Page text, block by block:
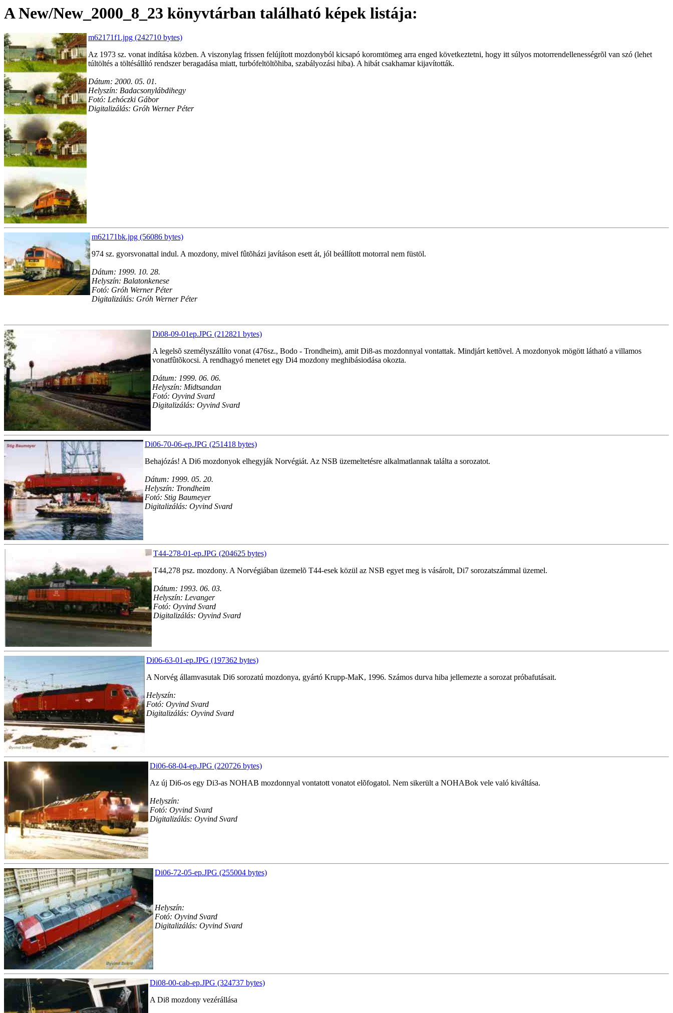
A New/New_2000_8_23 könyvtárban található képek listája:
m62171f1.jpg (242710 bytes)
Az 1973 sz. vonat indítása közben. A viszonylag frissen felújított mozdonyból kicsapó koromtömeg arra enged következtetni, hogy itt súlyos motorrendellenességrõl van szó (lehet
túltöltés a töltésállító rendszer beragadása miatt, turbófeltöltõhiba, szabályozási hiba). A hibát csakhamar kijavították.
Dátum: 2000. 05. 01.
Helyszín: Badacsonylábdihegy
Fotó: Lehóczki Gábor
Digitalizálás: Gróh Werner Péter
m62171bk.jpg (56086 bytes)
974 sz. gyorsvonattal indul. A mozdony, mivel fûtõházi javításon esett át, jól beállított motorral nem füstöl.
Dátum: 1999. 10. 28.
Helyszín: Balatonkenese
Fotó: Gróh Werner Péter
Digitalizálás: Gróh Werner Péter
Di08-09-01ep.JPG (212821 bytes)
A legelsõ személyszállíto vonat (476sz., Bodo - Trondheim), amit Di8-as mozdonnyal vontattak. Mindjárt kettõvel. A mozdonyok mögött látható a villamos
vonatfûtõkocsi. A rendhagyó menetet egy Di4 mozdony meghibásiodása okozta.
Dátum: 1999. 06. 06.
Helyszín: Midtsandan
Fotó: Oyvind Svard
Digitalizálás: Oyvind Svard
Di06-70-06-ep.JPG (251418 bytes)
Behajózás! A Di6 mozdonyok elhegyják Norvégiát. Az NSB üzemeltetésre alkalmatlannak találta a sorozatot.
Dátum: 1999. 05. 20.
Helyszín: Trondheim
Fotó: Stig Baumeyer
Digitalizálás: Oyvind Svard
T44-278-01-ep.JPG (204625 bytes)
T44,278 psz. mozdony. A Norvégiában üzemelõ T44-esek közül az NSB egyet meg is vásárolt, Di7 sorozatszámmal üzemel.
Dátum: 1993. 06. 03.
Helyszín: Levanger
Fotó: Oyvind Svard
Digitalizálás: Oyvind Svard
Di06-63-01-ep.JPG (197362 bytes)
A Norvég államvasutak Di6 sorozatú mozdonya, gyártó Krupp-MaK, 1996. Számos durva hiba jellemezte a sorozat próbafutásait.
Helyszín:
Fotó: Oyvind Svard
Digitalizálás: Oyvind Svard
Di06-68-04-ep.JPG (220726 bytes)
Az új Di6-os egy Di3-as NOHAB mozdonnyal vontatott vonatot elõfogatol. Nem sikerült a NOHABok vele való kiváltása.
Helyszín:
Fotó: Oyvind Svard
Digitalizálás: Oyvind Svard
Di06-72-05-ep.JPG (255004 bytes)
Helyszín:
Fotó: Oyvind Svard
Digitalizálás: Oyvind Svard
Di08-00-cab-ep.JPG (324737 bytes)
A Di8 mozdony vezérállása